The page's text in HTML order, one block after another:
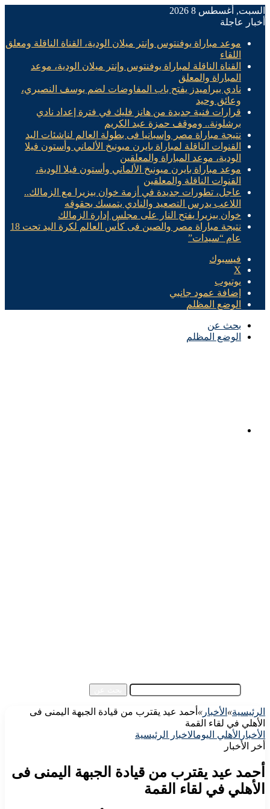
السبت, أغسطس 8 2026
أخبار عاجلة
موعد مباراة يوفنتوس وإنتر ميلان الودية، القناة الناقلة ومعلق
اللقاء
القناة الناقلة لمباراة يوفنتوس وإنتر ميلان الودية، موعد
المباراة والمعلق
نادي بيراميدز يفتح باب المفاوضات لضم يوسف النصيري،
وعائق وحيد
قرارات فنية جديدة من هانز فليك في فترة إعداد نادي
برشلونة.. وموقف حمزة عبد الكريم
نتيجة مباراة مصر وإسبانيا فى بطولة العالم لناشئات اليد
القنوات الناقلة لمباراة بايرن ميونيخ الألماني وأستون فيلا
الودية، موعد المباراة والمعلقين
موعد مباراة بايرن ميونيخ الألماني وأستون فيلا الودية،
القنوات الناقلة والمعلقين
عاجل، تطورات جديدة في أزمة خوان بيزيرا مع الزمالك..
اللاعب يدرس التصعيد والنادي يتمسك بحقوقه
خوان بيزيرا يفتح النار على مجلس إدارة الزمالك
نتيجة مباراة مصر والصين فى كأس العالم لكرة اليد تحت 18
عام “سيدات”
فيسبوك
X
يوتيوب
إضافة عمود جانبي
الوضع المظلم
بحث عن
الوضع المظلم
الرئيسية» الأخبار » أحمد عيد يقترب من قيادة الجبهة اليمنى فى
الأهلي في لقاء القمة
الأخبار الأهلي اليومالاخبار الرئيسية
أخر الأخبار
أحمد عيد يقترب من قيادة الجبهة اليمنى فى
الأهلي في لقاء القمة